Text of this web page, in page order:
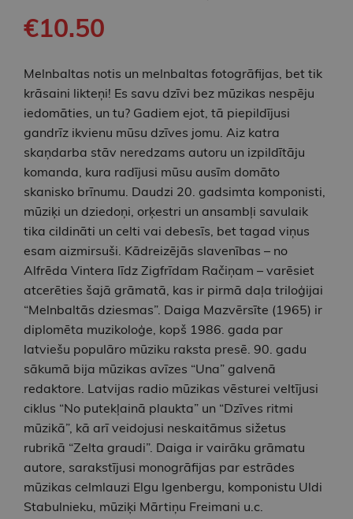
€10.50
Melnbaltas notis un melnbaltas fotogrāfijas, bet tik
krāsaini likteņi! Es savu dzīvi bez mūzikas nespēju
iedomāties, un tu? Gadiem ejot, tā piepildījusi
gandrīz ikvienu mūsu dzīves jomu. Aiz katra
skaņdarba stāv neredzams autoru un izpildītāju
komanda, kura radījusi mūsu ausīm domāto
skanisko brīnumu. Daudzi 20. gadsimta komponisti,
mūziķi un dziedoņi, orķestri un ansambļi savulaik
tika cildināti un celti vai debesīs, bet tagad viņus
esam aizmirsuši. Kādreizējās slavenības – no
Alfrēda Vintera līdz Zigfrīdam Račiņam – varēsiet
atcerēties šajā grāmatā, kas ir pirmā daļa triloģijai
“Melnbaltās dziesmas”. Daiga Mazvērsīte (1965) ir
diplomēta muzikoloģe, kopš 1986. gada par
latviešu populāro mūziku raksta presē. 90. gadu
sākumā bija mūzikas avīzes “Una” galvenā
redaktore. Latvijas radio mūzikas vēsturei veltījusi
ciklus “No putekļainā plaukta” un “Dzīves ritmi
mūzikā”, kā arī veidojusi neskaitāmus sižetus
rubrikā “Zelta graudi”. Daiga ir vairāku grāmatu
autore, sarakstījusi monogrāfijas par estrādes
mūzikas celmlauzi Elgu Igenbergu, komponistu Uldi
Stabulnieku, mūziķi Mārtiņu Freimani u.c.